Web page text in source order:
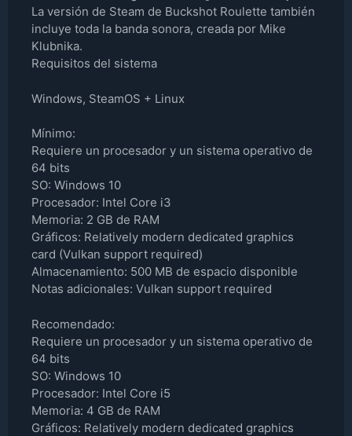
La versión de Steam de Buckshot Roulette también
incluye toda la banda sonora, creada por Mike
Klubnika.
Requisitos del sistema
Windows, SteamOS + Linux
Mínimo:
Requiere un procesador y un sistema operativo de
64 bits
SO: Windows 10
Procesador: Intel Core i3
Memoria: 2 GB de RAM
Gráficos: Relatively modern dedicated graphics
card (Vulkan support required)
Almacenamiento: 500 MB de espacio disponible
Notas adicionales: Vulkan support required
Recomendado:
Requiere un procesador y un sistema operativo de
64 bits
SO: Windows 10
Procesador: Intel Core i5
Memoria: 4 GB de RAM
Gráficos: Relatively modern dedicated graphics